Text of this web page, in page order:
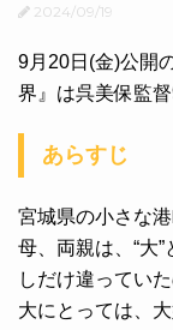
2024/09/19
9月20日(金)公開
界』は呉美保監
あらすじ
宮城県の小さな
母、両親は、“大
しだけ違ってい
大にとっては、